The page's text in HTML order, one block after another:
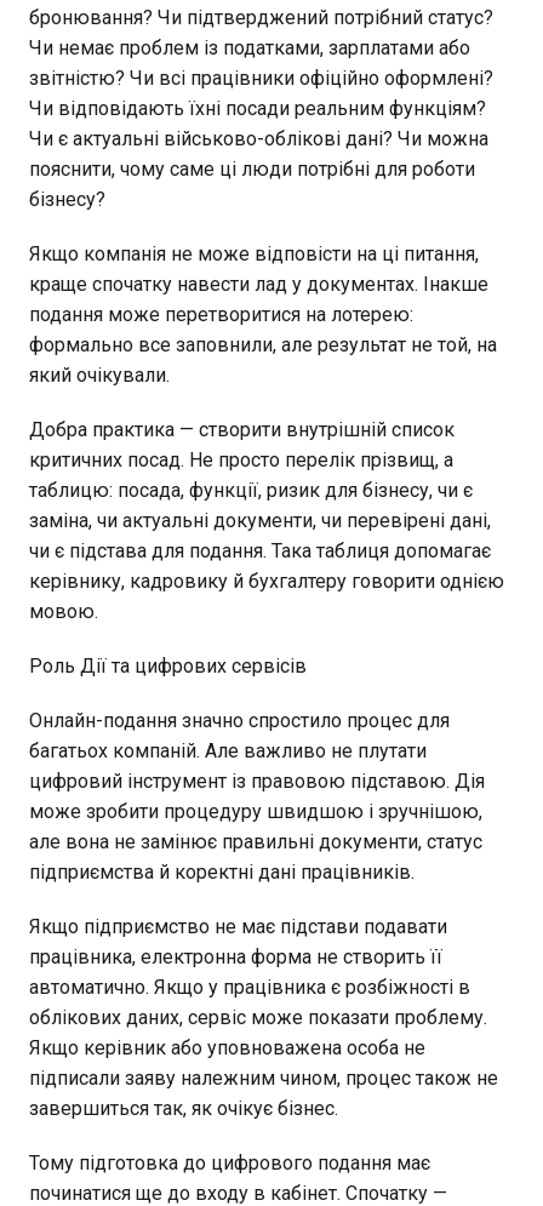
бронювання? Чи підтверджений потрібний статус?
Чи немає проблем із податками, зарплатами або
звітністю? Чи всі працівники офіційно оформлені?
Чи відповідають їхні посади реальним функціям?
Чи є актуальні військово-облікові дані? Чи можна
пояснити, чому саме ці люди потрібні для роботи
бізнесу?
Якщо компанія не може відповісти на ці питання,
краще спочатку навести лад у документах. Інакше
подання може перетворитися на лотерею:
формально все заповнили, але результат не той, на
який очікували.
Добра практика — створити внутрішній список
критичних посад. Не просто перелік прізвищ, а
таблицю: посада, функції, ризик для бізнесу, чи є
заміна, чи актуальні документи, чи перевірені дані,
чи є підстава для подання. Така таблиця допомагає
керівнику, кадровику й бухгалтеру говорити однією
мовою.
Роль Дії та цифрових сервісів
Онлайн-подання значно спростило процес для
багатьох компаній. Але важливо не плутати
цифровий інструмент із правовою підставою. Дія
може зробити процедуру швидшою і зручнішою,
але вона не замінює правильні документи, статус
підприємства й коректні дані працівників.
Якщо підприємство не має підстави подавати
працівника, електронна форма не створить її
автоматично. Якщо у працівника є розбіжності в
облікових даних, сервіс може показати проблему.
Якщо керівник або уповноважена особа не
підписали заяву належним чином, процес також не
завершиться так, як очікує бізнес.
Тому підготовка до цифрового подання має
починатися ще до входу в кабінет. Спочатку —